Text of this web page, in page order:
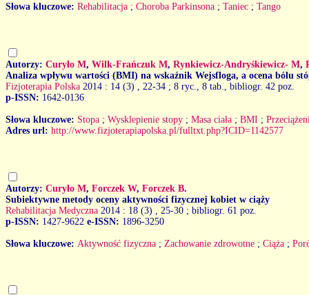
Słowa kluczowe: Rehabilitacja ; Choroba Parkinsona ; Taniec ; Tango
Autorzy: Curyło M, Wilk-Frańczuk M, Rynkiewicz-Andryśkiewicz- M,
Analiza wpływu wartości (BMI) na wskaźnik Wejsfloga, a ocena bólu
Fizjoterapia Polska 2014 : 14 (3)
, 22-34 ; 8 ryc., 8 tab., bibliogr. 42 poz.
p-ISSN: 1642-0136
Słowa kluczowe: Stopa ; Wysklepienie stopy ; Masa ciała ; BMI ;
Adres url: http://www.fizjoterapiapolska.pl/fulltxt.php?ICID=1142577
Autorzy: Curyło M, Forczek W, Forczek B.
Subiektywne metody oceny aktywności fizycznej kobiet w ciąży
Rehabilitacja Medyczna 2014 : 18 (3)
, 25-30 ; bibliogr. 61 poz.
p-ISSN: 1427-9622 e-ISSN: 1896-3250
Słowa kluczowe: Aktywność fizyczna ; Zachowanie zdrowotne ; Ciąża ;